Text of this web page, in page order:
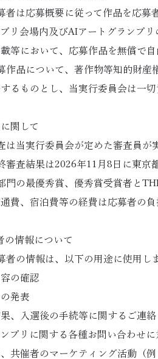
者は応募概要に従って作品を応
プリ会場内及びAIアートグランプ
等において、応募作品を無償で
作品について、著作物等知的財
るものとし、当実行委員会は一
関して
は当実行委員会が定めた審査員が
審査結果は2026年11月8日に東
門の最優秀賞、優秀賞受賞者と
費、宿泊費等の経費は応募者の
の情報について
者の情報は、以下の用途に使用し
の確認
発表
果、入選後の手続等に関するご連絡
ンプリに関する各種お問い合わせ
、共催者のマーケティング活動（